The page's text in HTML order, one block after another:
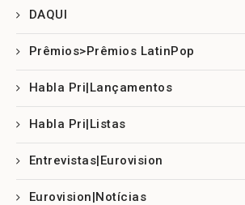
DAQUI
Prêmios>Prêmios LatinPop
Habla Pri|Lançamentos
Habla Pri|Listas
Entrevistas|Eurovision
Eurovision|Notícias